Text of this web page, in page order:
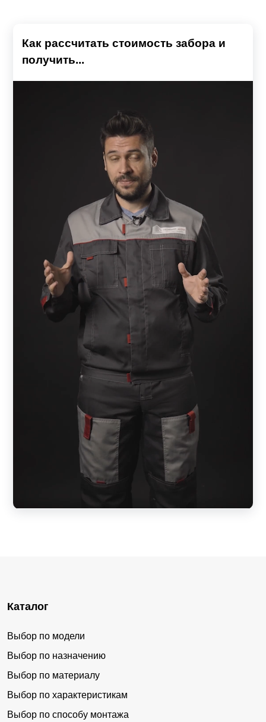
Как рассчитать стоимость забора и
получить...
Каталог
Выбор по модели
Выбор по назначению
Выбор по материалу
Выбор по характеристикам
Выбор по способу монтажа